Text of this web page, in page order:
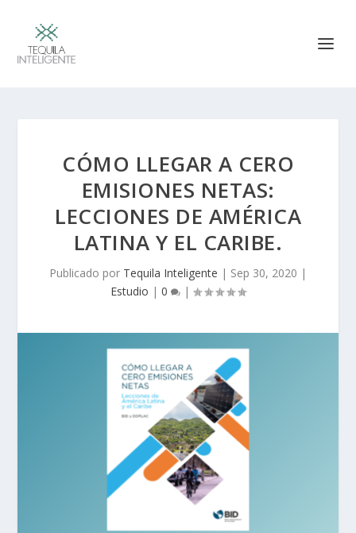
CÓMO LLEGAR A CERO
EMISIONES NETAS:
LECCIONES DE AMÉRICA
LATINA Y EL CARIBE.
Publicado por Tequila Inteligente | Sep 30, 2020 |
Estudio | 0 |